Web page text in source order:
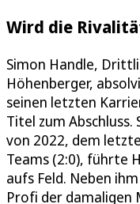
Wird die
Simon Handle,
Höhenberger,
seinen letzten
Titel zum
von 2022, dem
Teams (2:0), führte
aufs Feld. Neben
Profi der damaligen